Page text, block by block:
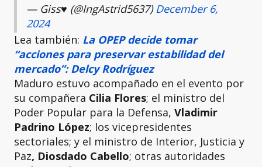
— Giss♥️ (@IngAstrid5637) December 6,
2024
Lea también: La OPEP decide tomar
“acciones para preservar estabilidad del
mercado”: Delcy Rodríguez
Maduro estuvo acompañado en el evento por
su compañera Cilia Flores; el ministro del
Poder Popular para la Defensa, Vladimir
Padrino López; los vicepresidentes
sectoriales; y el ministro de Interior, Justicia y
Paz, Diosdado Cabello; otras autoridades